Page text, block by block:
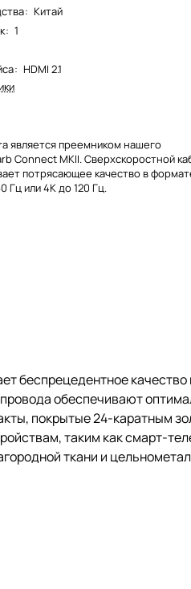
: Китай
: 1
: HDMI 2.1
является преемником нашего
Connect MKII. Сверхскоростной
потрясающее качество в
Гц или 4K до 120 Гц.
беспрецедентное
обеспечивают
покрытые 24-каратным
таким как смарт-
ткани и